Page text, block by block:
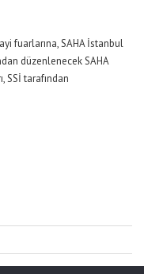
fuarlarına, SAHA İstanbul
düzenlenecek SAHA
SSİ tarafından